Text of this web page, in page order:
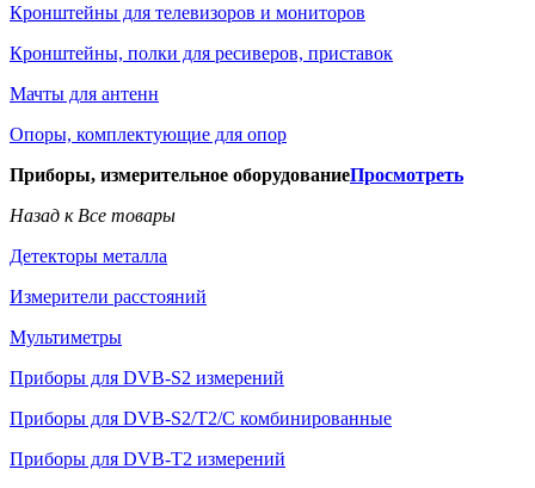
Кронштейны для телевизоров и мониторов
Кронштейны, полки для ресиверов, приставок
Мачты для антенн
Опоры, комплектующие для опор
Приборы, измерительное оборудованиеПросмотреть
Назад к Все товары
Детекторы металла
Измерители расстояний
Мультиметры
Приборы для DVB-S2 измерений
Приборы для DVB-S2/T2/C комбинированные
Приборы для DVB-T2 измерений